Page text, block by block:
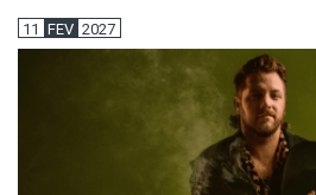
11 FEV 2027